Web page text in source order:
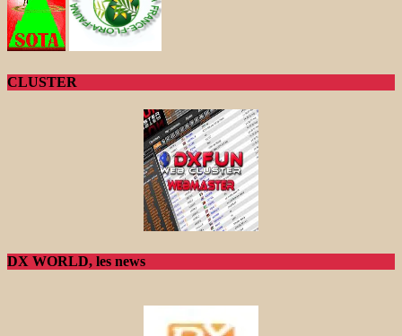
CLUSTER
DX WORLD, les news